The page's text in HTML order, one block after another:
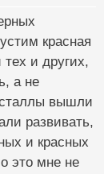
красная
и других,
а не
вышли
развивать,
и красных
это мне не